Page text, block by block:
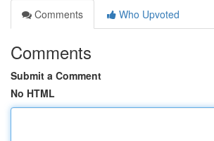
Comments
Who Upvoted
Comments
Submit a Comment
No HTML